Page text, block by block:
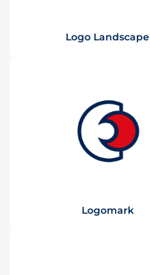
Logo Landscape
Logomark